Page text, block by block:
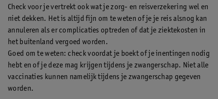
Check voor je vertrekt ook wat je zorg- en reisverzekering wel en
niet dekken. Het is altijd fijn om te weten of je je reis alsnog kan
annuleren als er complicaties optreden of dat je ziektekosten in
het buitenland vergoed worden.
Goed om te weten: check voordat je boekt of je inentingen nodig
hebt en of je deze mag krijgen tijdens je zwangerschap. Niet alle
vaccinaties kunnen namelijk tijdens je zwangerschap gegeven
worden.